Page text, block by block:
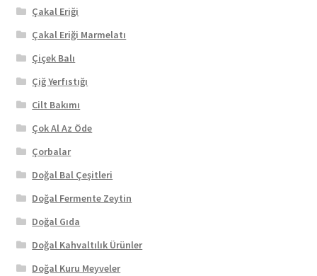
Çakal Eriği
Çakal Eriği Marmelatı
Çiçek Balı
Çiğ Yerfıstığı
Cilt Bakımı
Çok Al Az Öde
Çorbalar
Doğal Bal Çeşitleri
Doğal Fermente Zeytin
Doğal Gıda
Doğal Kahvaltılık Ürünler
Doğal Kuru Meyveler